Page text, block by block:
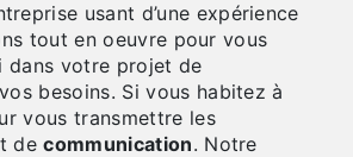
usant d’une expérience
tout en oeuvre pour vous
dans votre projet de
besoins. Si vous habitez à
vous transmettre les
decommunication. Notre